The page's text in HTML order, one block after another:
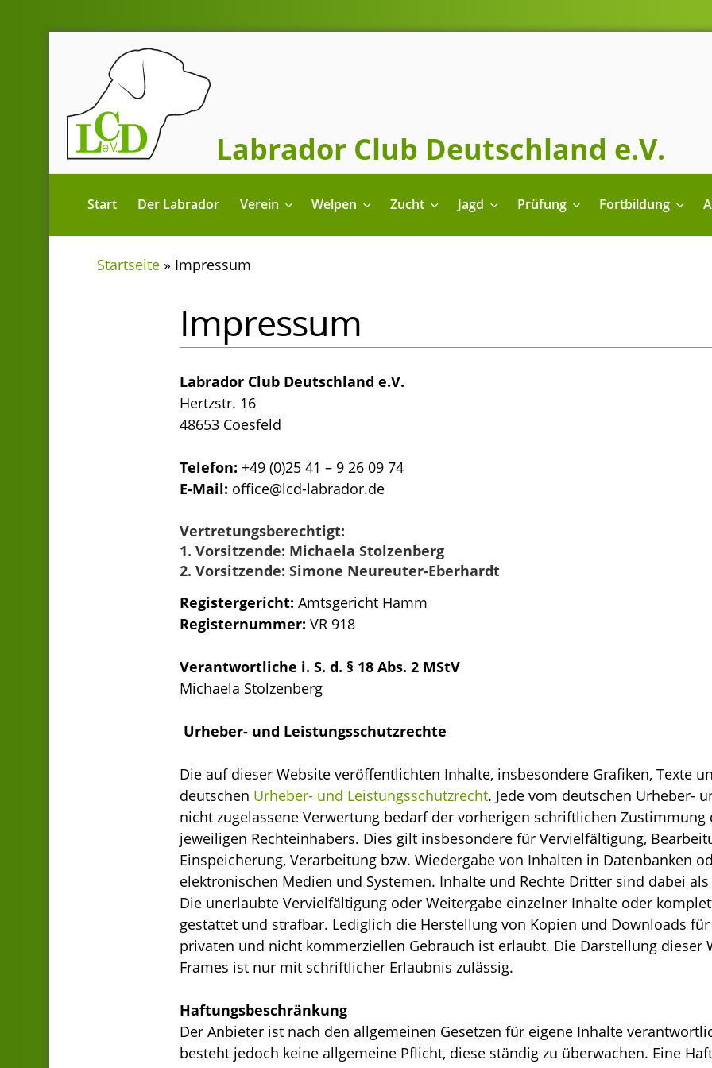
springen
Labrador Club Deutschland e.V.
Start Der Labrador Verein Welpen Zucht Jagd Prüfung Fortbildung
Startseite » Impressum
Impressum
Labrador Club Deutschland e.V.
Hertzstr. 16
48653 Coesfeld
Telefon: +49 (0)25 41 – 9 26 09 74
E-Mail: office@lcd-labrador.de
Vertretungsberechtigt:
1. Vorsitzende: Michaela Stolzenberg
2. Vorsitzende: Simone Neureuter-Eberhardt
Registergericht: Amtsgericht Hamm
Registernummer: VR 918
Verantwortliche i. S. d. § 18 Abs. 2 MStV
Michaela Stolzenberg
Urheber- und Leistungsschutzrechte
Die auf dieser Website veröffentlichten Inhalte, insbesondere Grafiken, Texte
deutschen Urheber- und Leistungsschutzrecht. Jede vom deutschen Urheber-
nicht zugelassene Verwertung bedarf der vorherigen schriftlichen Zustimmung
jeweiligen Rechteinhabers. Dies gilt insbesondere für Vervielfältigung,
Einspeicherung, Verarbeitung bzw. Wiedergabe von Inhalten in Datenbanken
elektronischen Medien und Systemen. Inhalte und Rechte Dritter sind dabei
Die unerlaubte Vervielfältigung oder Weitergabe einzelner Inhalte oder
gestattet und strafbar. Lediglich die Herstellung von Kopien und Downloads
privaten und nicht kommerziellen Gebrauch ist erlaubt. Die Darstellung dieser
Frames ist nur mit schriftlicher Erlaubnis zulässig.
Haftungsbeschränkung
Der Anbieter ist nach den allgemeinen Gesetzen für eigene Inhalte
besteht jedoch keine allgemeine Pflicht, diese ständig zu überwachen. Eine